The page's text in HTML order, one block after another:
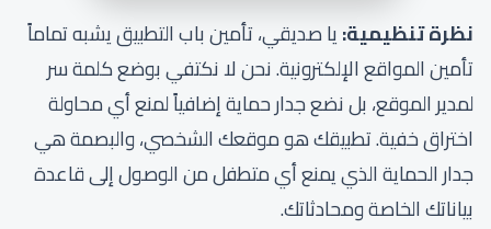
نظرة تنظيمية:يا صديقي، تأمين باب التطبيق يشبه تماماً
تأمين المواقع الإلكترونية. نحن لا نكتفي بوضع كلمة سر
لمدير الموقع، بل نضع جدار حماية إضافياً لمنع أي محاولة
اختراق خفية. تطبيقك هو موقعك الشخصي، والبصمة هي
جدار الحماية الذي يمنع أي متطفل من الوصول إلى قاعدة
بياناتك الخاصة ومحادثاتك.